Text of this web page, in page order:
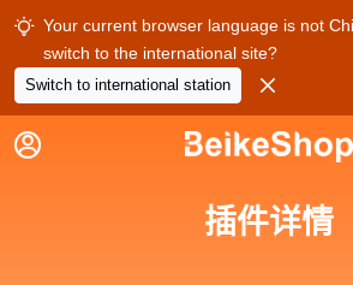
 Your current browser language is not
switch to the international site?
Switch to international station 

插件详情